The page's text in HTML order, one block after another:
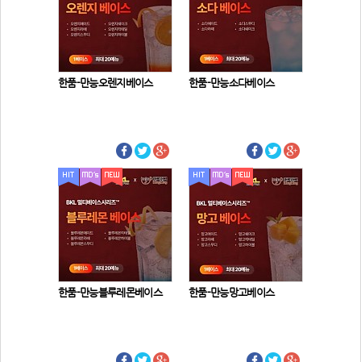
한품-만능오렌지베이스 한품-만능소다베이스
한품-만능블루레몬베이스 한품-만능망고베이스